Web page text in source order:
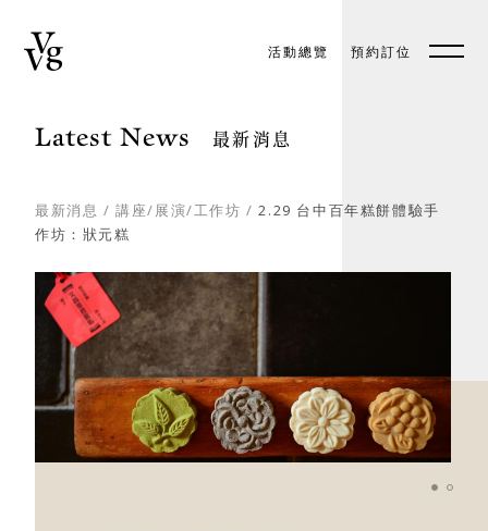
活動總覽 預約訂位
預約訂位 EN
關於好樣
Latest News 最新消息
最新消息 /講座/展演/工作坊 /2.29 台中百年糕餅體驗手
作坊：狀元糕